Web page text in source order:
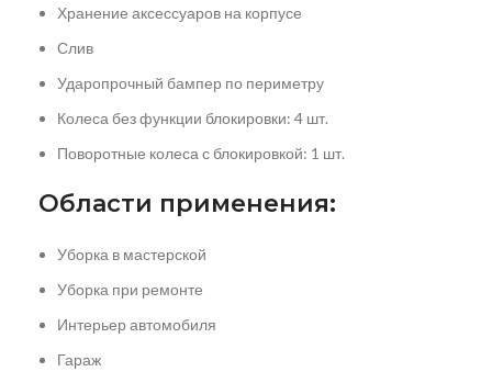
Хранение аксессуаров на корпусе
Слив
Ударопрочный бампер по периметру
Колеса без функции блокировки: 4 шт.
Поворотные колеса с блокировкой: 1 шт.
Области применения:
Уборка в мастерской
Уборка при ремонте
Интерьер автомобиля
Гараж